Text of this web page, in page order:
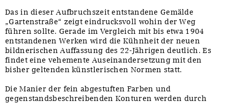
Das in dieser Aufbruchszeit entstandene Gemälde
„Gartenstraße“ zeigt eindrucksvoll wohin der Weg
führen sollte. Gerade im Vergleich mit bis etwa 1904
entstandenen Werken wird die Kühnheit der neuen
bildnerischen Auffassung des 22-Jährigen deutlich. Es
findet eine vehemente Auseinandersetzung mit den
bisher geltenden künstlerischen Normen statt.
Die Manier der fein abgestuften Farben und
gegenstandsbeschreibenden Konturen werden durch